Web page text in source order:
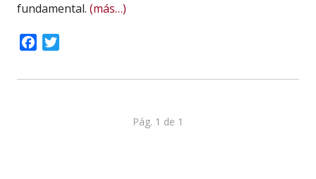
fundamental. (más…)
Facebook
Pág. 1 de 1